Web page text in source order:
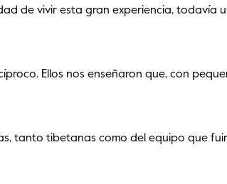
de vivir esta gran experiencia, todavía
Ellos nos enseñaron que, con
tanto tibetanas como del equipo que